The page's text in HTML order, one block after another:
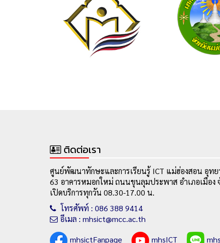
ติดต่อเรา
ศูนย์พัฒนาทักษะและการเรียนรู้ ICT แม่ฮ่องสอน อุทย
63 อาคารหมอกใหม่ ถนนขุนลุมประพาส อำเภอเมือง
เปิดบริการทุกวัน 08.30-17.00 น.
โทรศัพท์ : 086 388 9414
อีเมล : mhsict@mcc.ac.th
mhsictFanpage
mhsICT